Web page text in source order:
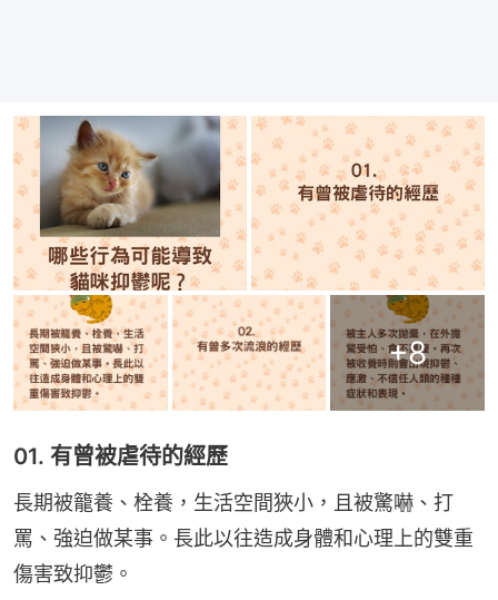
+8
01. 有曾被虐待的經歷
長期被籠養、栓養，生活空間狹小，且被驚嚇、打
罵、強迫做某事。長此以往造成身體和心理上的雙重
傷害致抑鬱。